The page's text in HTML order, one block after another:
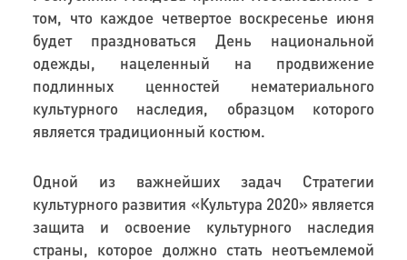
том, что каждое четвертое воскресенье июня
будет праздноваться День национальной
одежды, нацеленный на продвижение
подлинных ценностей нематериального
культурного наследия, образцом которого
является традиционный костюм.
Одной из важнейших задач Стратегии
культурного развития «Культура 2020» является
защита и освоение культурного наследия
страны, которое должно стать неотъемлемой